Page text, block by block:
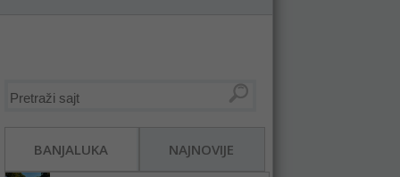
BANJALUKA NAJNOVIJE